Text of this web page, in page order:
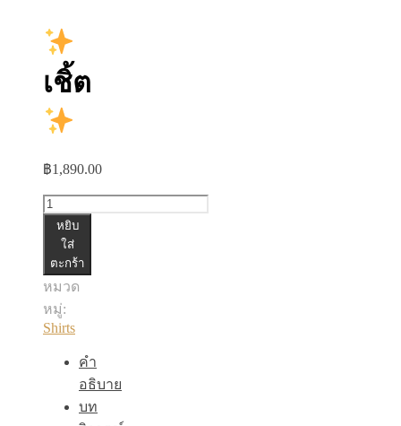
เชิ้ต
฿1,890.00
จำนวน
เชิ้ต
ชิ้น
หยิบ
ใส่
ตะกร้า
หมวด
หมู่:
Shirts
คำ
อธิบาย
บท